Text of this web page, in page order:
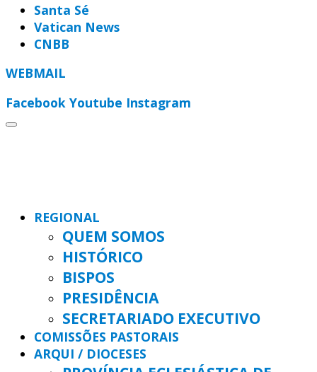
Santa Sé
Vatican News
CNBB
WEBMAIL
Facebook Youtube Instagram
REGIONAL
QUEM SOMOS
HISTÓRICO
BISPOS
PRESIDÊNCIA
SECRETARIADO EXECUTIVO
COMISSÕES PASTORAIS
ARQUI / DIOCESES